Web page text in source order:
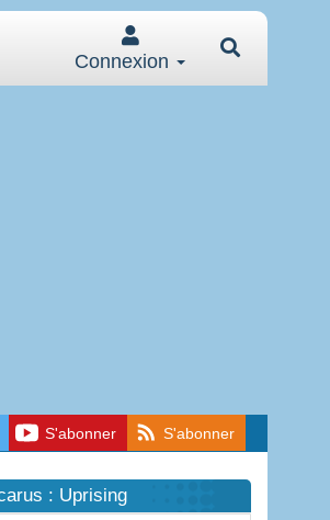
Connexion
S'abonner S'abonner
: Uprising